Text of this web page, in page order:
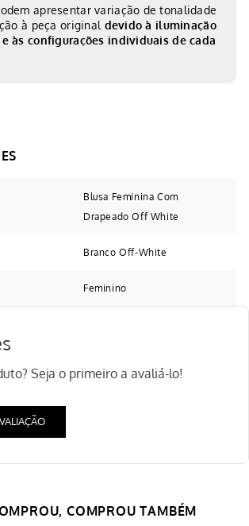
apresentar variação de tonalidade
à peça original devido à iluminação
às configurações individuais de cada
Blusa Feminina Com
Drapeado Off White
Branco Off-White
Feminino
Seja o primeiro a avaliá-lo!